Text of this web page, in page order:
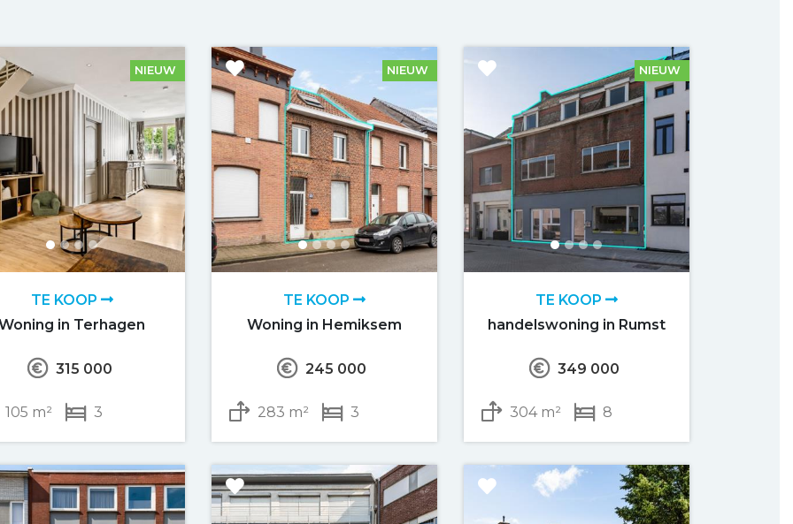
NIEUW
TE KOOP
in Terhagen
315 000
105 m² 3
NIEUW
TE KOOP
Woning in Hemiksem
245 000
283 m² 3
NIEUW
TE KOOP
handelswoning in Rumst
349 000
304 m² 8